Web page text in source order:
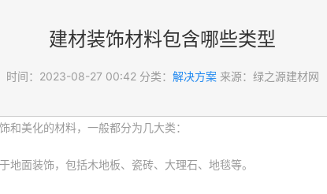
建材装饰材料包含哪些类型
时间：2023-08-27 00:42 分类： 解决方案 来源：绿之源建材网
和美化的材料，一般都分为几大类：
面装饰，包括木地板、瓷砖、大理石、地毯等。